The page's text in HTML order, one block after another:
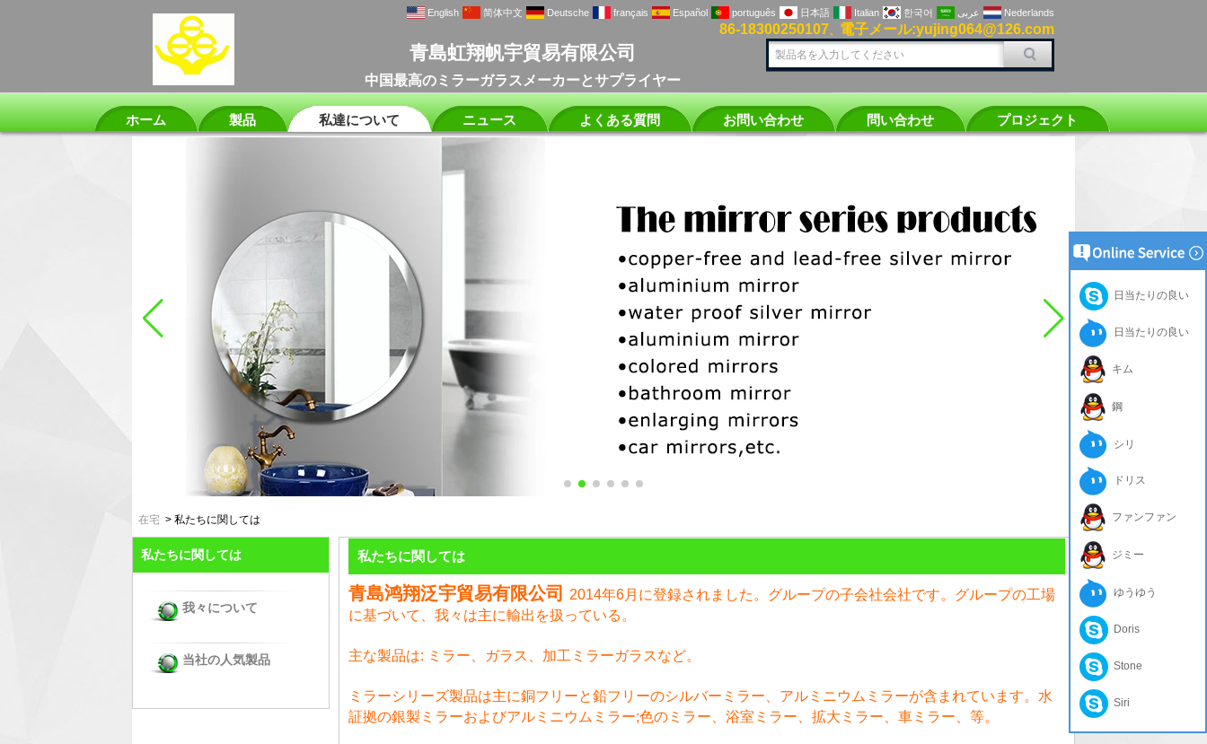
青島虹翔帆宇貿易有限公司
中国最高のミラーガラスメーカーとサプライヤー
86-18300250107、 電子メール:yujing064@126.com
English 简体中文 Deutsche français Español português 日本語 Italian 한국어 عربى Nederlands
ホーム 製品 私達について ニュース よくある質問 お問い合わせ 問い合わせ プロジェクト
在宅 > 私たちに関しては
私たちに関しては
我々について
当社の人気製品
私たちに関しては
青島鸿翔泛宇貿易有限公司
2014年6月に登録されました。グループの子会社会社です。グループの工場
に基づいて、我々は主に輸出を扱っている。
主な製品は: ミラー、ガラス、加工ミラーガラスなど。
ミラーシリーズ製品は主に銅フリーと鉛フリーのシルバーミラー、アルミニウムミラーが含まれています。水
証拠の銀製ミラーおよびアルミニウムミラー;色のミラー、浴室ミラー、拡大ミラー、車ミラー、等。
日当たりの良い
日当たりの良い
キム
鋼
シリ
ドリス
ファンファン
ジミー
ゆうゆう
Doris
Stone
Siri